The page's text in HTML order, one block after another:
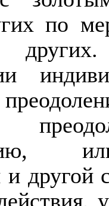
по
и другой